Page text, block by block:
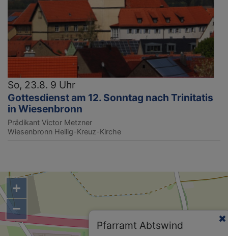
So, 23.8. 9 Uhr
Gottesdienst am 12. Sonntag nach Trinitatis
in Wiesenbronn
Prädikant Victor Metzner
Wiesenbronn Heilig-Kreuz-Kirche
Pfarramt Abtswind
+
−